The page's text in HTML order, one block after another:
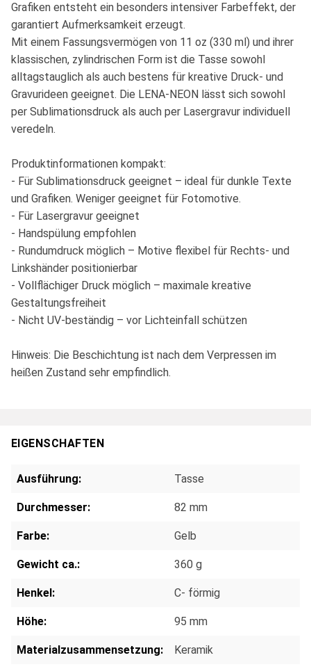
Grafiken entsteht ein besonders intensiver Farbeffekt, der
garantiert Aufmerksamkeit erzeugt.
Mit einem Fassungsvermögen von 11 oz (330 ml) und ihrer
klassischen, zylindrischen Form ist die Tasse sowohl
alltagstauglich als auch bestens für kreative Druck- und
Gravurideen geeignet. Die LENA-NEON lässt sich sowohl
per Sublimationsdruck als auch per Lasergravur individuell
veredeln.
Produktinformationen kompakt:
- Für Sublimationsdruck geeignet – ideal für dunkle Texte
und Grafiken. Weniger geeignet für Fotomotive.
- Für Lasergravur geeignet
- Handspülung empfohlen
- Rundumdruck möglich – Motive flexibel für Rechts- und
Linkshänder positionierbar
- Vollflächiger Druck möglich – maximale kreative
Gestaltungsfreiheit
- Nicht UV-beständig – vor Lichteinfall schützen
Hinweis: Die Beschichtung ist nach dem Verpressen im
heißen Zustand sehr empfindlich.
EIGENSCHAFTEN
Ausführung: Tasse
Durchmesser: 82 mm
Farbe: Gelb
Gewicht ca.: 360 g
Henkel: C- förmig
Höhe: 95 mm
Materialzusammensetzung: Keramik